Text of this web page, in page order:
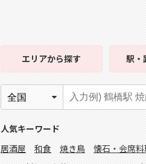
エリアから探す 駅・
人気キーワード
居酒屋
和食 焼き鳥 懐石・会席料